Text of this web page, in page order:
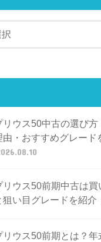
リウス50中古の選び方
由・おすすめグレード
リウス50前期中古は
狙い目グレードを紹介
リウス50前期とは？年